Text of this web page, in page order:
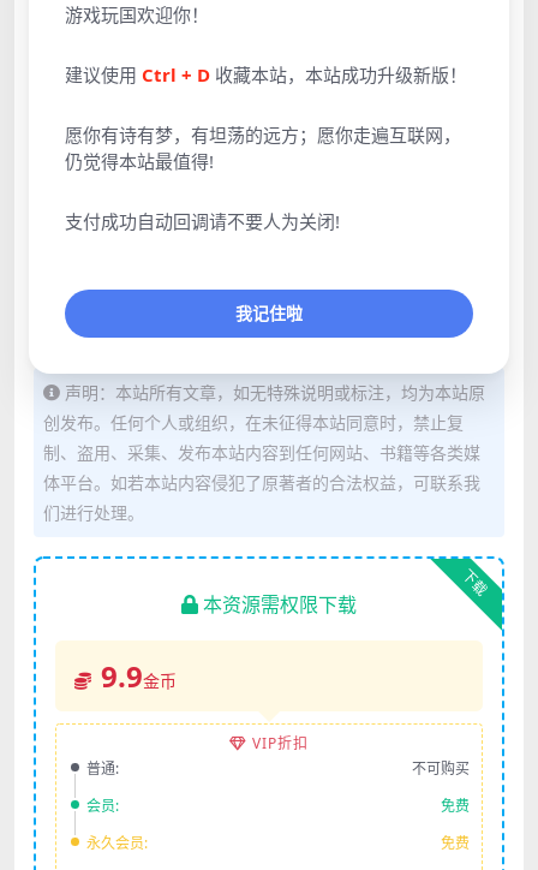
声明：本站所有文章，如无特殊说明或标注，均为本站原
创发布。任何个人或组织，在未征得本站同意时，禁止复
制、盗用、采集、发布本站内容到任何网站、书籍等各类媒
体平台。如若本站内容侵犯了原著者的合法权益，可联系我
们进行处理。
下载
本资源需权限下载
9.9金币
VIP折扣
普通:
不可购买
会员:
免费
永久会员:
免费
游戏玩国欢迎你！
建议使用 Ctrl + D 收藏本站，本站成功升级新版！
愿你有诗有梦，有坦荡的远方；愿你走遍互联网，
仍觉得本站最值得!
支付成功自动回调请不要人为关闭!
我记住啦